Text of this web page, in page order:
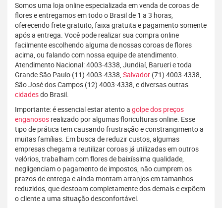
Somos uma loja online especializada em venda de coroas de
flores e entregamos em todo o Brasil de 1 a 3 horas,
oferecendo frete gratuito, faixa gratuita e pagamento somente
após a entrega. Você pode realizar sua compra online
facilmente escolhendo alguma de nossas coroas de flores
acima, ou falando com nossa equipe de atendimento.
Atendimento Nacional: 4003-4338, Jundiaí, Barueri e toda
Grande São Paulo (11) 4003-4338, Salvador (71) 4003-4338,
São José dos Campos (12) 4003-4338, e diversas outras
cidadesdo Brasil.
Importante: é essencial estar atento a golpe dos preços
enganosos realizado por algumas floriculturas online. Esse
tipo de prática tem causando frustração e constrangimento a
muitas famílias. Em busca de reduzir custos, algumas
empresas chegam a reutilizar coroas já utilizadas em outros
velórios, trabalham com flores de baixíssima qualidade,
negligenciam o pagamento de impostos, não cumprem os
prazos de entrega e ainda montam arranjos em tamanhos
reduzidos, que destoam completamente dos demais e expõem
o cliente a uma situação desconfortável.